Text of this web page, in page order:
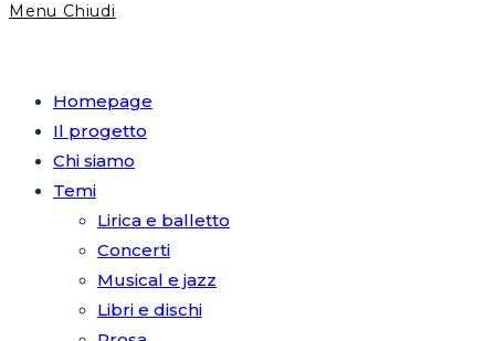
Menu Chiudi
Homepage
Il progetto
Chi siamo
Temi
Lirica e balletto
Concerti
Musical e jazz
Libri e dischi